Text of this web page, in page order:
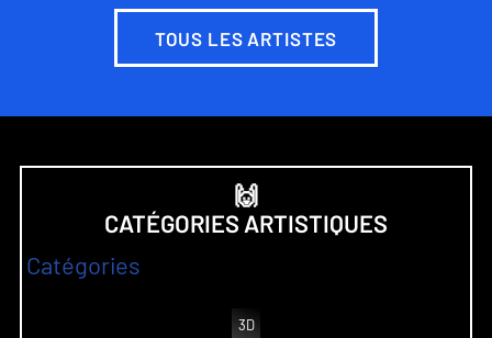
TOUS LES ARTISTES
🙌
CATÉGORIES ARTISTIQUES
Catégories
3D